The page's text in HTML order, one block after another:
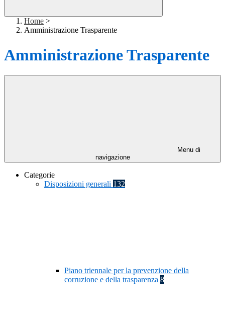
Home >
Amministrazione Trasparente
Amministrazione Trasparente
Menu di
navigazione
Categorie
Disposizioni generali 132
Piano triennale per la prevenzione della
corruzione e della trasparenza 8